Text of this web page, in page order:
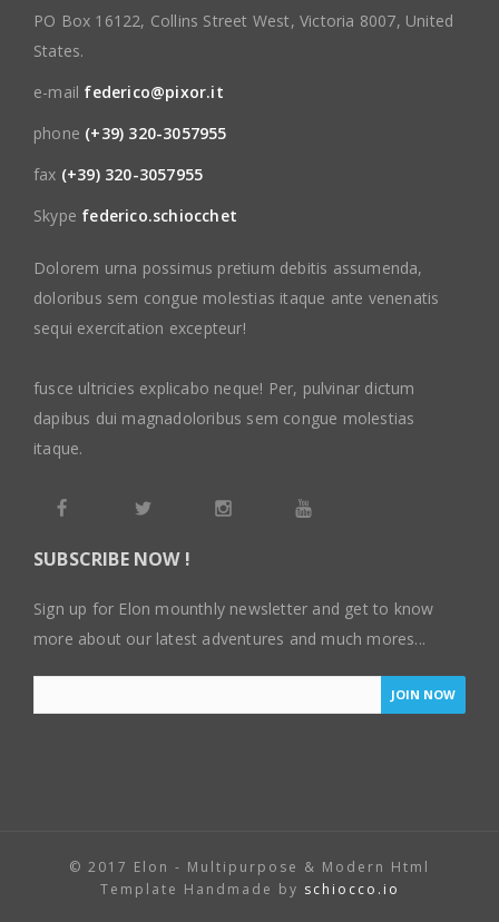
PO Box 16122, Collins Street West, Victoria 8007, United
States.
e-mail federico@pixor.it
phone (+39) 320-3057955
fax (+39) 320-3057955
Skype federico.schiocchet
Dolorem urna possimus pretium debitis assumenda,
doloribus sem congue molestias itaque ante venenatis
sequi exercitation excepteur!
fusce ultricies explicabo neque! Per, pulvinar dictum
dapibus dui magnadoloribus sem congue molestias
itaque.
SUBSCRIBE NOW !
Sign up for Elon mounthly newsletter and get to know
more about our latest adventures and much mores...
JOIN NOW
© 2017 Elon - Multipurpose & Modern Html
Template Handmade by schiocco.io